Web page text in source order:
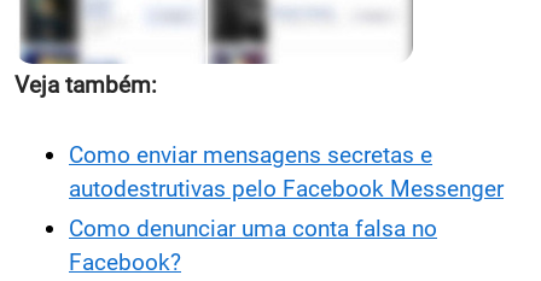
Veja também:
Como enviar mensagens secretas e
autodestrutivas pelo Facebook Messenger
Como denunciar uma conta falsa no
Facebook?